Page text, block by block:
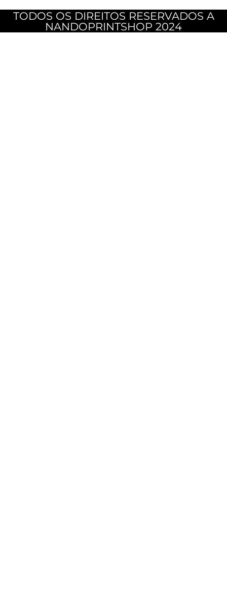
TODOS OS DIREITOS RESERVADOS A
NANDOPRINTSHOP 2024